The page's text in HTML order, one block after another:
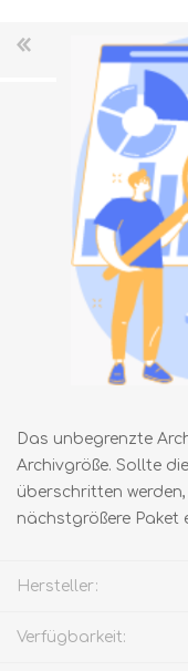
Das unbegrenzte
Archivgröße. Sollte
überschritten
nächstgrößere Paket
Hersteller:
Verfügbarkeit: